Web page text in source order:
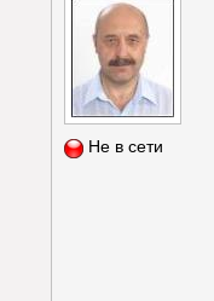
Не в сети